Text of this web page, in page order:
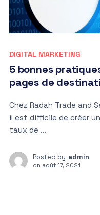
DIGITAL MARKETING
5 bonnes
pages de
Chez Radah Trade and
il est difficile de créer
taux de ...
Posted by admin
on août 17, 2021